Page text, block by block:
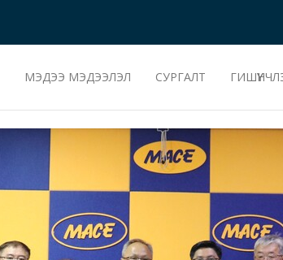
МЭДЭЭ МЭДЭЭЛЭЛ СУРГАЛТ